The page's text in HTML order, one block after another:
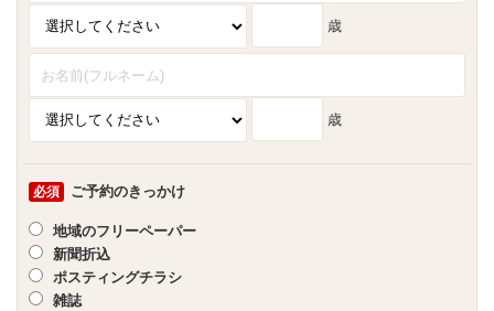
歳
歳
必須 ご予約のきっかけ
地域のフリーペーパー
新聞折込
ポスティングチラシ
雑誌